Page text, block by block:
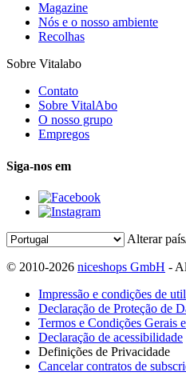
Magazine
Nós e o nosso ambiente
Recolhas
Sobre Vitalabo
Contato
Sobre VitalAbo
O nosso grupo
Empregos
Siga-nos em
Alterar
© 2010-2026 niceshops GmbH -
Impressão e condições de
Declaração de Proteção de
Termos e Condições Gerais
Declaração de acessibilidade
Definições de Privacidade
Cancelar contratos de